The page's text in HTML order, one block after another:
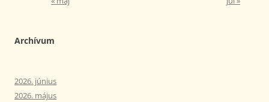
Archívum
2026. június
2026. május